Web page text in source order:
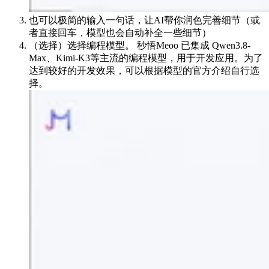
也可以极简的输入一句话，让AI帮你润色完善细节（或
者直接回车，模型也会自动补全一些细节）
（选择）选择编程模型。 秒悟Meoo 已集成 Qwen3.8-
Max、Kimi-K3等主流的编程模型，用于开发应用。为了
达到较好的开发效果，可以根据模型的官方介绍自行选
择。